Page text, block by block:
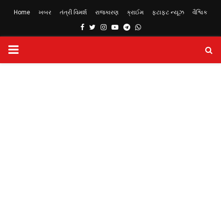
Home ખબર તંત્રી વિમર્શ રાજકારણ ક્રાઈમ ફટાફટ ન્યૂઝ વૈશ્વિક
Facebook
TwitterInstagram
YoutubeTelegram
Whatsapp
PRIMARY